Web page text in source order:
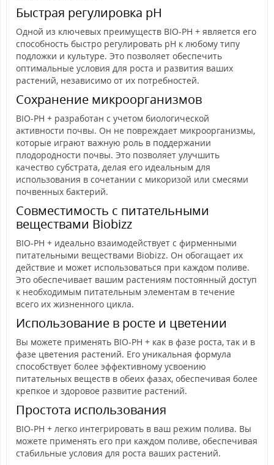
Быстрая регулировка pH
Одной из ключевых преимуществ BIO-PH + является его
способность быстро регулировать pH к любому типу
подложки и культуре. Это позволяет обеспечить
оптимальные условия для роста и развития ваших
растений, независимо от их потребностей.
Сохранение микроорганизмов
BIO-PH + разработан с учетом биологической
активности почвы. Он не повреждает микроорганизмы,
которые играют важную роль в поддержании
плодородности почвы. Это позволяет улучшить
качество субстрата, делая его идеальным для
использования в сочетании с микоризой или смесями
почвенных бактерий.
Совместимость с питательными
веществами Biobizz
BIO-PH + идеально взаимодействует с фирменными
питательными веществами Biobizz. Он обогащает их
действие и может использоваться при каждом поливе.
Это обеспечивает вашим растениям постоянный доступ
к необходимым питательным элементам в течение
всего их жизненного цикла.
Использование в росте и цветении
Вы можете применять BIO-PH + как в фазе роста, так и в
фазе цветения растений. Его уникальная формула
способствует более эффективному усвоению
питательных веществ в обеих фазах, обеспечивая более
крепкое и здоровое развитие растений.
Простота использования
BIO-PH + легко интегрировать в ваш режим полива. Вы
можете применять его при каждом поливе, обеспечивая
стабильные условия для роста ваших растений.